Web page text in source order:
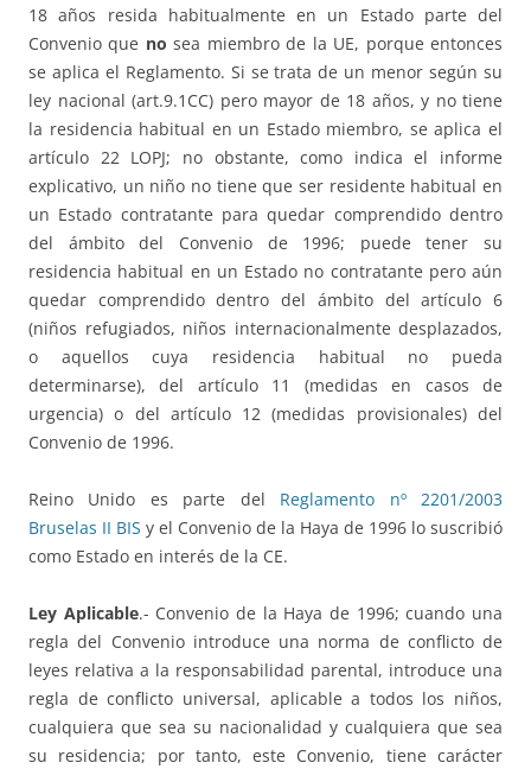
18 años resida habitualmente en un Estado parte del
Convenio que no sea miembro de la UE, porque entonces
se aplica el Reglamento. Si se trata de un menor según su
ley nacional (art.9.1CC) pero mayor de 18 años, y no tiene
la residencia habitual en un Estado miembro, se aplica el
artículo 22 LOPJ; no obstante, como indica el informe
explicativo, un niño no tiene que ser residente habitual en
un Estado contratante para quedar comprendido dentro
del ámbito del Convenio de 1996; puede tener su
residencia habitual en un Estado no contratante pero aún
quedar comprendido dentro del ámbito del artículo 6
(niños refugiados, niños internacionalmente desplazados,
o aquellos cuya residencia habitual no pueda
determinarse), del artículo 11 (medidas en casos de
urgencia) o del artículo 12 (medidas provisionales) del
Convenio de 1996.
Reino Unido es parte del Reglamento nº 2201/2003
Bruselas II BIS y el Convenio de la Haya de 1996 lo suscribió
como Estado en interés de la CE.
Ley Aplicable.- Convenio de la Haya de 1996; cuando una
regla del Convenio introduce una norma de conflicto de
leyes relativa a la responsabilidad parental, introduce una
regla de conflicto universal, aplicable a todos los niños,
cualquiera que sea su nacionalidad y cualquiera que sea
su residencia; por tanto, este Convenio, tiene carácter